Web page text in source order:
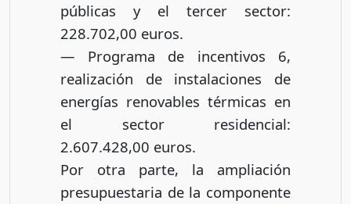
públicas y el tercer sector:
228.702,00 euros.
— Programa de incentivos 6,
realización de instalaciones de
energías renovables térmicas en
el sector residencial:
2.607.428,00 euros.
Por otra parte, la ampliación
presupuestaria de la componente